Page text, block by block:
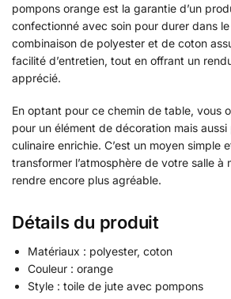
pompons orange est la garantie d’un
confectionné avec soin pour durer dans
combinaison de polyester et de coton
facilité d’entretien, tout en offrant un
apprécié.
En optant pour ce chemin de table, vous
pour un élément de décoration mais
culinaire enrichie. C’est un moyen simple
transformer l’atmosphère de votre salle à
rendre encore plus agréable.
Détails du produit
Matériaux : polyester, coton
Couleur : orange
Style : toile de jute avec pompons